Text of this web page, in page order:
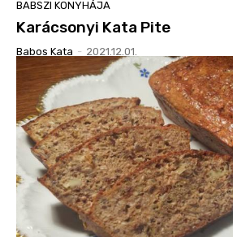
BABSZI KONYHÁJA
Karácsonyi Kata Pite
Babos Kata - 2021.12.01.